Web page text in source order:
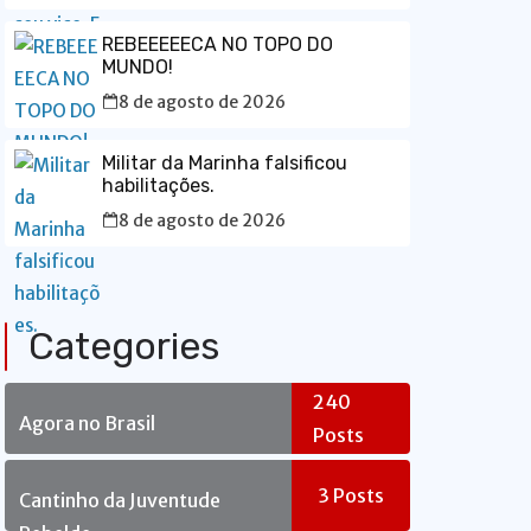
REBEEEEECA NO TOPO DO
MUNDO!
8 de agosto de 2026
Militar da Marinha falsificou
habilitações.
8 de agosto de 2026
Categories
Agora no Brasil
240
Posts
Cantinho da Juventude
3 Posts